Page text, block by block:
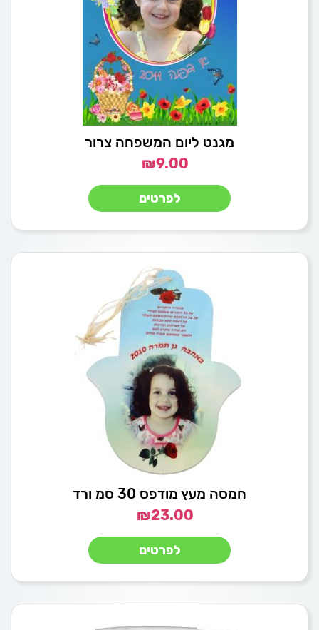
מגנט ליום המשפחה צרור
₪9.00
לפרטים
חמסה מעץ מודפס 30 סמ ורד
₪23.00
לפרטים